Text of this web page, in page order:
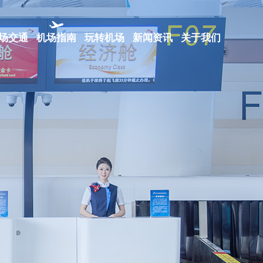
交通 机场指南 玩转机场 新闻资讯 关于我们